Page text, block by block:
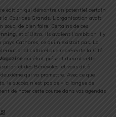
édition qui démontre un potentiel certain
Cour des Grands. L’organisation avait
de bien faire. Certains de ces
, et d’Ultra. Ils avaient l’ambition il y
Cathares, ce qui n’existait pas. La
culturel que représente la Cité
qui était présent durant cette
et des Bénévoles, et vous dit à
qui va promettre. Avec ce que
le succès n’est pas de « la langue de
de noter cette course dans vos agendas